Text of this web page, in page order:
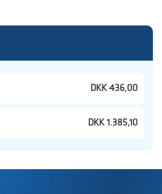
DKK 436,00
DKK 1.385,10